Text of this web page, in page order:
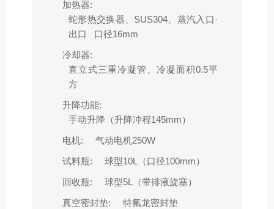
加热器:
蛇形热交换器、SUS304、蒸汽入口·
出口 口径16mm
冷却器:
直立式三重冷凝管、冷凝面积0.5平
方
升降功能:
手动升降（升降冲程145mm）
电机:
气动电机250W
试料瓶:
球型10L（口径100mm）
回收瓶:
球型5L（带排液旋塞）
真空密封垫:
特氟龙密封垫